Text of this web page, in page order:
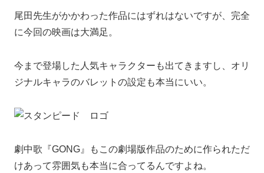
尾田先生がかかわった作品にはずれはないですが、完全
に今回の映画は大満足。
今まで登場した人気キャラクターも出てきますし、オリ
ジナルキャラのバレットの設定も本当にいい。
劇中歌『GONG』もこの劇場版作品のために作られただ
けあって雰囲気も本当に合ってるんですよね。